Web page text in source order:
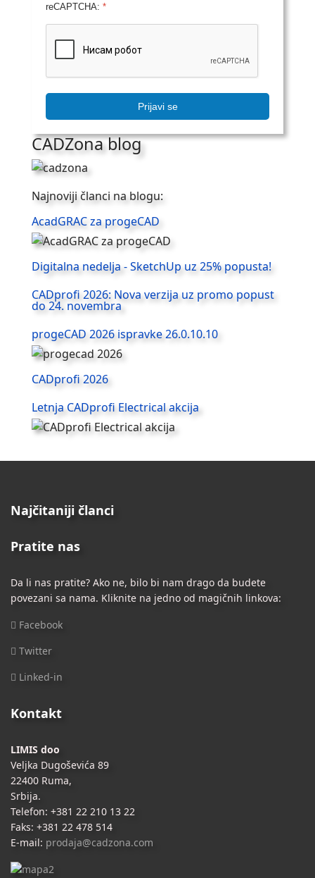
reCAPTCHA: *
Prijavi se
CADZona blog
Najnoviji članci na blogu:
AcadGRAC za progeCAD
Digitalna nedelja - SketchUp uz 25% popusta!
CADprofi 2026: Nova verzija uz promo popust
do 24. novembra
progeCAD 2026 ispravke 26.0.10.10
CADprofi 2026
Letnja CADprofi Electrical akcija
Najčitaniji članci
Pratite nas
Da li nas pratite? Ako ne, bilo bi nam drago da budete
povezani sa nama. Kliknite na jedno od magičnih linkova:
Facebook
Twitter
Linked-in
Kontakt
LIMIS doo
Veljka Dugoševića 89
22400 Ruma,
Srbija.
Telefon: +381 22 210 13 22
Faks: +381 22 478 514
E-mail: prodaja@cadzona.com